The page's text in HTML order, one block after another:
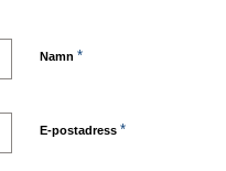
Namn *
E-postadress *